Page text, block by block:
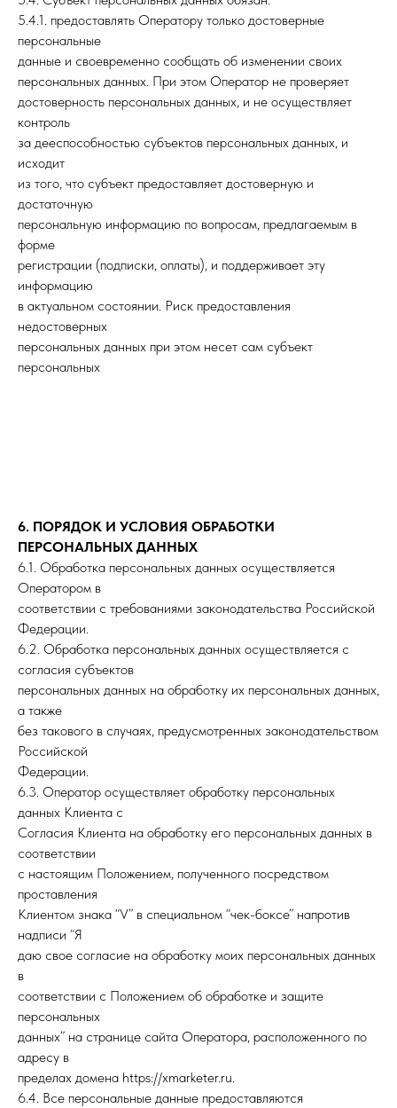
5.4.1. предоставлять Оператору только достоверные
персональные
данные и своевременно сообщать об изменении своих
персональных данных. При этом Оператор не проверяет
достоверность персональных данных, и не осуществляет
контроль
за дееспособностью субъектов персональных данных, и
исходит
из того, что субъект предоставляет достоверную и
достаточную
персональную информацию по вопросам, предлагаемым в
форме
регистрации (подписки, оплаты), и поддерживает эту
информацию
в актуальном состоянии. Риск предоставления
недостоверных
персональных данных при этом несет сам субъект
персональных
6. ПОРЯДОК И УСЛОВИЯ ОБРАБОТКИ
ПЕРСОНАЛЬНЫХ ДАННЫХ
6.1. Обработка персональных данных осуществляется
Оператором в
соответствии с требованиями законодательства Российской
Федерации.
6.2. Обработка персональных данных осуществляется с
согласия субъектов
персональных данных на обработку их персональных данных,
а также
без такового в случаях, предусмотренных законодательством
Российской
Федерации.
6.3. Оператор осуществляет обработку персональных
данных Клиента с
Согласия Клиента на обработку его персональных данных в
соответствии
с настоящим Положением, полученного посредством
проставления
Клиентом знака “V” в специальном “чек-боксе” напротив
надписи “Я
даю свое согласие на обработку моих персональных данных
в
соответствии с Положением об обработке и защите
персональных
данных” на странице сайта Оператора, расположенного по
адресу в
пределах домена https://xmarketer.ru.
6.4. Все персональные данные предоставляются